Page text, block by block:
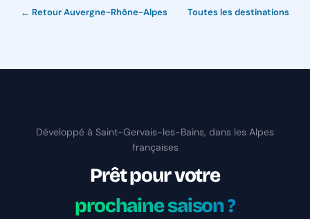
← Retour Auvergne-Rhône-Alpes Toutes les destinations
Développé à Saint-Gervais-les-Bains, dans les Alpes
françaises
Prêt pour votre
prochaine saison ?